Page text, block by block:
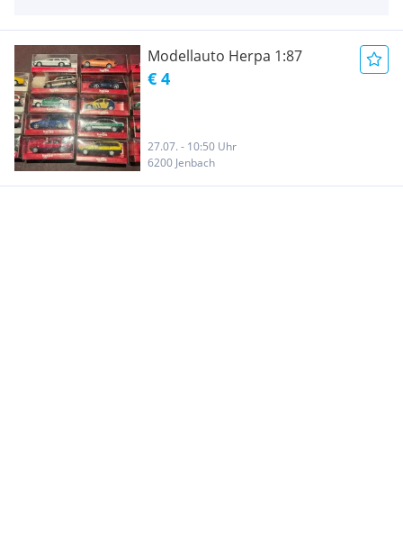
Modellauto Herpa 1:87
€ 4
27.07. - 10:50 Uhr
6200 Jenbach